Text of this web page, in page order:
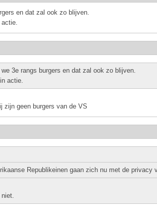
en dat zal ook zo blijven.
actie.
3e rangs burgers en dat zal ook zo blijven.
actie.
zijn geen burgers van de VS
Republikeinen gaan zich nu met de privacy